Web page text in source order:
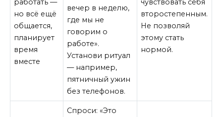
работать —
но всё ещё
общается,
планирует
время
вместе
вечер в неделю,
где мы не
говорим о
работе».
Установи ритуал
— например,
пятничный ужин
без телефонов.
чувствовать себя
второстепенным.
Не позволяй
этому стать
нормой.
Спроси: «Это